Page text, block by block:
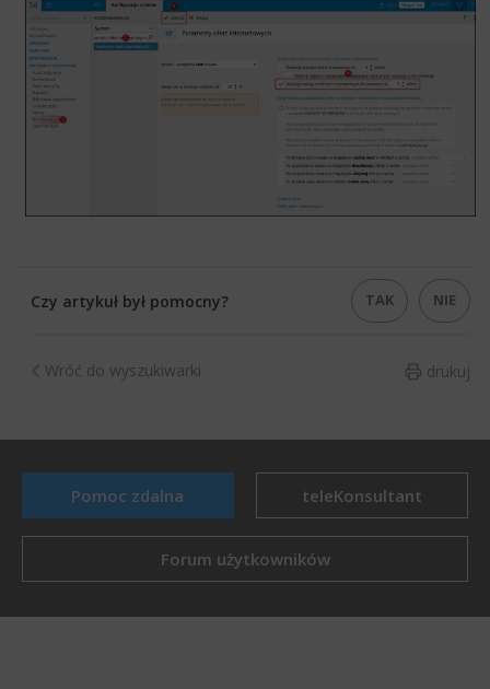
Czy artykuł był pomocny? TAK NIE
drukuj
Wróć do wyszukiwarki
Pomoc zdalna teleKonsultant
Forum użytkowników